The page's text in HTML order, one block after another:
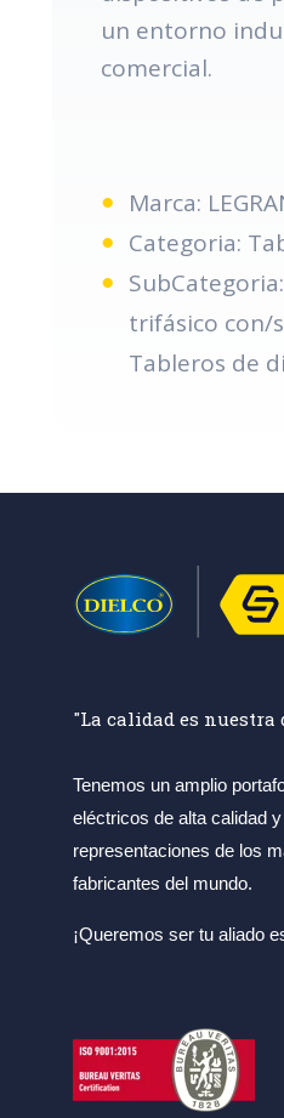
un entorno
comercial.
Marca:
Categoria:
trifásico con/
Tableros de
"La calidad es
Tenemos un amplio
eléctricos de alta calidad
representaciones de los
fabricantes del mundo.
¡Queremos ser tu aliado